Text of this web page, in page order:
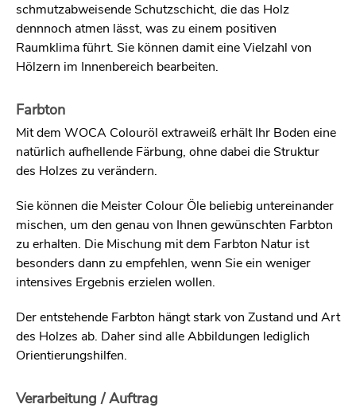
schmutzabweisende Schutzschicht, die das Holz
dennnoch atmen lässt, was zu einem positiven
Raumklima führt. Sie können damit eine Vielzahl von
Hölzern im Innenbereich bearbeiten.
Farbton
Mit dem WOCA Colouröl extraweiß erhält Ihr Boden eine
natürlich aufhellende Färbung, ohne dabei die Struktur
des Holzes zu verändern.
Sie können die Meister Colour Öle beliebig untereinander
mischen, um den genau von Ihnen gewünschten Farbton
zu erhalten. Die Mischung mit dem Farbton Natur ist
besonders dann zu empfehlen, wenn Sie ein weniger
intensives Ergebnis erzielen wollen.
Der entstehende Farbton hängt stark von Zustand und Art
des Holzes ab. Daher sind alle Abbildungen lediglich
Orientierungshilfen.
Verarbeitung / Auftrag